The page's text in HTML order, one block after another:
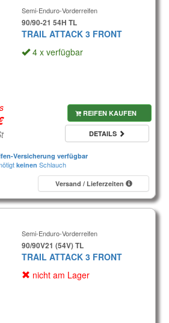
Semi-Enduro-Vorderreifen
90/90-21 54H TL
TRAIL ATTACK 3 FRONT
4 x verfügbar
REIFEN KAUFEN
DETAILS
Versicherung verfügbar
keinen Schlauch
Versand / Lieferzeiten
Semi-Enduro-Vorderreifen
90/90V21 (54V) TL
TRAIL ATTACK 3 FRONT
nicht am Lager